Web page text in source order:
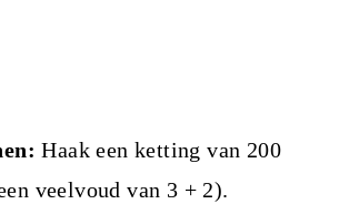
Haak een ketting van 200
veelvoud van 3 + 2).